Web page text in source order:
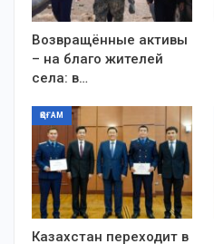
Возвращённые активы
– на благо жителей
села: в…
ҚОҒАМ
Казахстан переходит в